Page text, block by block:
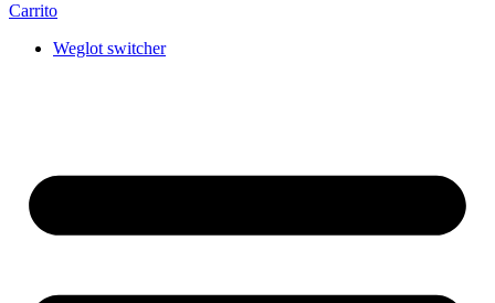
Carrito
Weglot switcher